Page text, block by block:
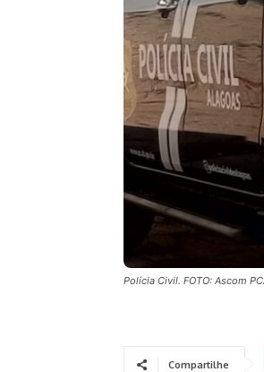
Polícia Civil. FOTO: Ascom
Compartilhe